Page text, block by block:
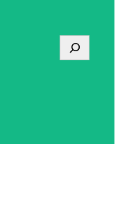
e